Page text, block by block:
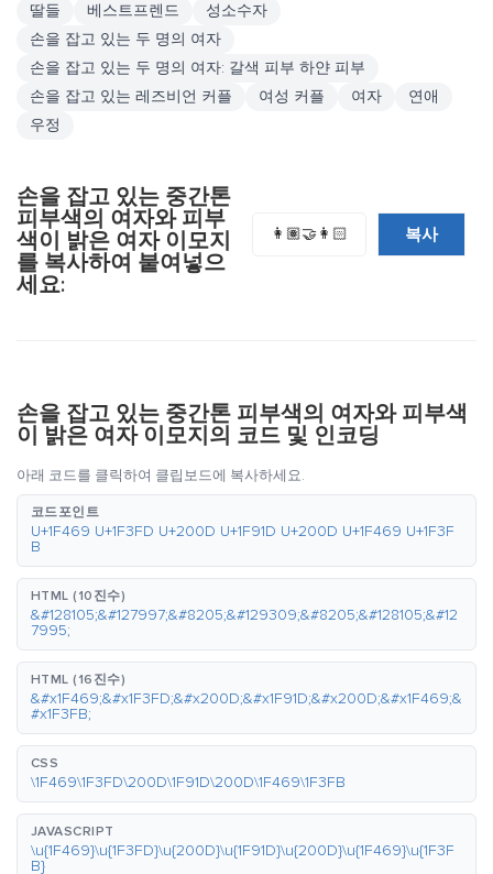
딸들
베스트프렌드
성소수자
손을 잡고 있는 두 명의 여자
손을 잡고 있는 두 명의 여자: 갈색 피부 하얀 피부
손을 잡고 있는 레즈비언 커플
여성 커플 여자
연애
우정
손을 잡고 있는 중간톤
피부색의 여자와 피부
색이 밝은 여자 이모지
를 복사하여 붙여넣으
세요:
👩🏽‍🤝‍👩🏻 복사
손을 잡고 있는 중간톤 피부색의 여자와 피부색
이 밝은 여자 이모지의 코드 및 인코딩
아래 코드를 클릭하여 클립보드에 복사하세요.
코드포인트
U+1F469 U+1F3FD U+200D U+1F91D U+200D U+1F469 U+1F3F
B
HTML (10진수)
&#128105;&#127997;&#8205;&#129309;&#8205;&#128105;&#12
7995;
HTML (16진수)
&#x1F469;&#x1F3FD;&#x200D;&#x1F91D;&#x200D;&#x1F469;&
#x1F3FB;
CSS
\1F469\1F3FD\200D\1F91D\200D\1F469\1F3FB
JAVASCRIPT
\u{1F469}\u{1F3FD}\u{200D}\u{1F91D}\u{200D}\u{1F469}\u{1F3F
B}